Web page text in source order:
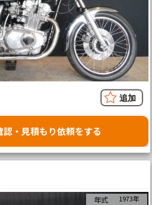
認・見積もり依頼をする
年式 1973年